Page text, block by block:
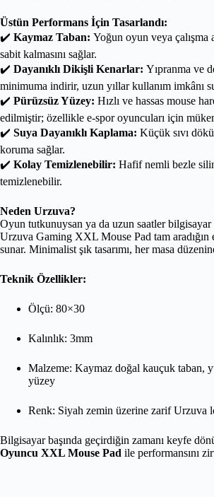
Üstün Performans İçin Tasarlandı:
✔️ Kaymaz Taban: Yoğun oyun veya çalışma
sabit kalmasını sağlar.
✔️ Dayanıklı Dikişli Kenarlar: Yıpranma ve
minimuma indirir, uzun yıllar kullanım imkânı
✔️ Pürüzsüz Yüzey: Hızlı ve hassas mouse
edilmiştir; özellikle e-spor oyuncuları için
✔️ Suya Dayanıklı Kaplama: Küçük sıvı
koruma sağlar.
✔️ Kolay Temizlenebilir: Hafif nemli bezle
temizlenebilir.
Neden Urzuva?
Oyun tutkunuysan ya da uzun saatler bilgisayar
Urzuva Gaming XXL Mouse Pad tam
sunar. Minimalist şık tasarımı, her masa
Teknik Özellikler:
Ölçü: 80×30
Kalınlık: 3mm
Malzeme: Kaymaz doğal kauçuk taban,
yüzey
Renk: Siyah zemin üzerine zarif Urzuva
Bilgisayar başında geçirdiğin zamanı keyfe
Oyuncu XXL Mouse Pad ile performansını